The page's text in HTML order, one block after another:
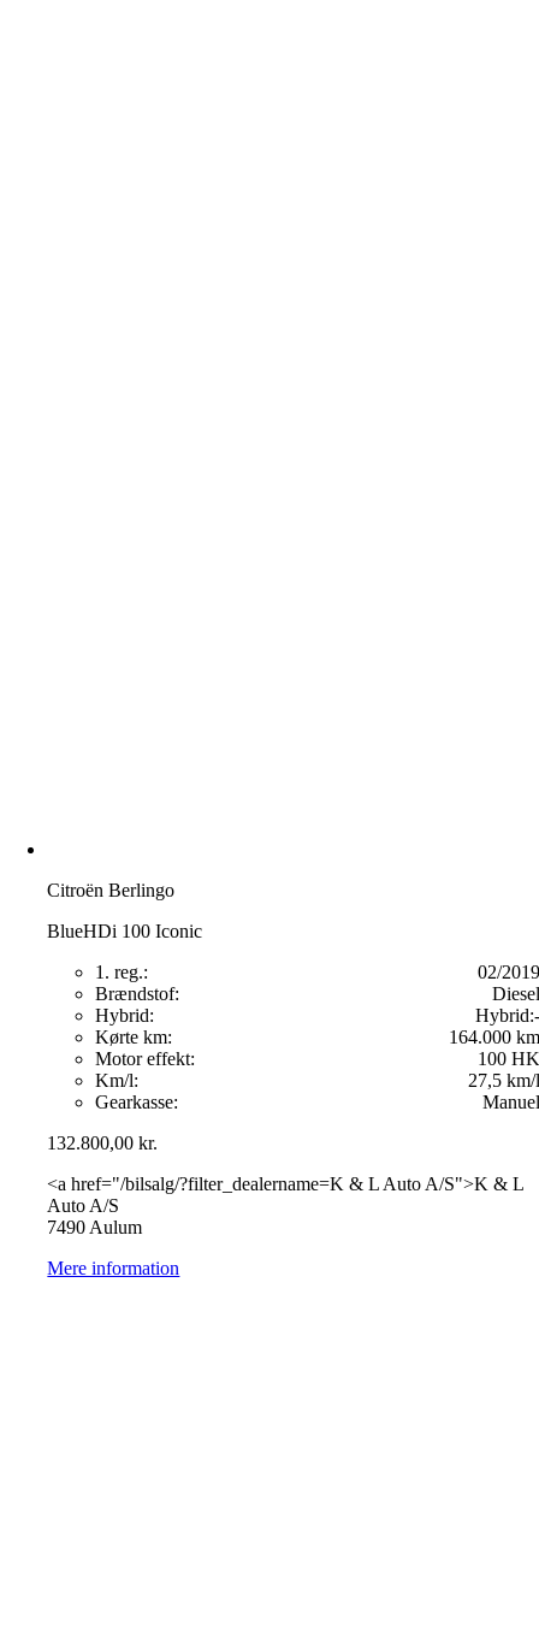
Citroën Berlingo
BlueHDi 100 Iconic
1. reg.:
02/2019
Brændstof:
Diesel
Hybrid:
Hybrid:-
Kørte km:
164.000 km
Motor effekt:
100 HK
Km/l:
27,5 km/l
Gearkasse:
Manuel
132.800,00kr.
<a href="/bilsalg/?filter_dealername=K & L Auto A/S">K & L
Auto A/S
7490 Aulum
Mere information